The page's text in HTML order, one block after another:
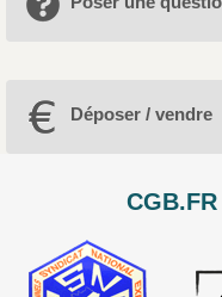
Déposer / vendre